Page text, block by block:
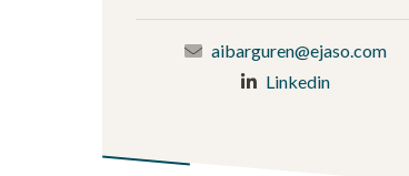
aibarguren@ejaso.com
Linkedin